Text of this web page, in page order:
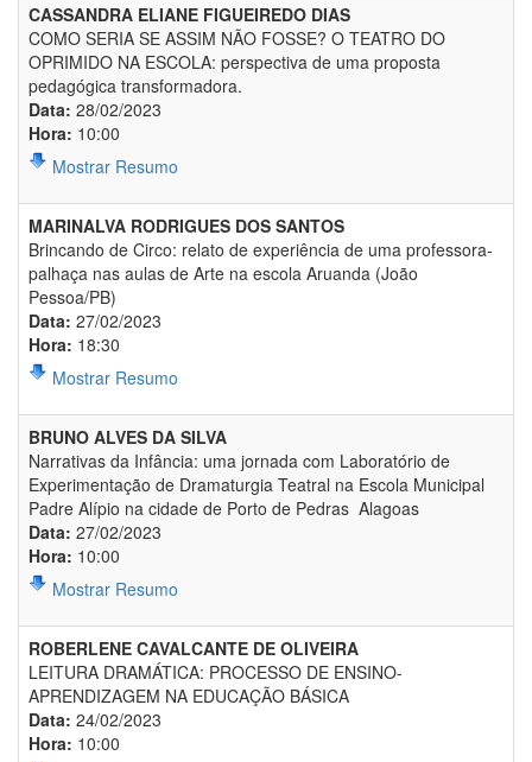
CASSANDRA ELIANE FIGUEIREDO DIAS
COMO SERIA SE ASSIM NÃO FOSSE? O TEATRO DO
OPRIMIDO NA ESCOLA: perspectiva de uma proposta
pedagógica transformadora.
Data: 28/02/2023
Hora: 10:00
Mostrar Resumo
MARINALVA RODRIGUES DOS SANTOS
Brincando de Circo: relato de experiência de uma professora-
palhaça nas aulas de Arte na escola Aruanda (João
Pessoa/PB)
Data: 27/02/2023
Hora: 18:30
Mostrar Resumo
BRUNO ALVES DA SILVA
Narrativas da Infância: uma jornada com Laboratório de
Experimentação de Dramaturgia Teatral na Escola Municipal
Padre Alípio na cidade de Porto de Pedras  Alagoas
Data: 27/02/2023
Hora: 10:00
Mostrar Resumo
ROBERLENE CAVALCANTE DE OLIVEIRA
LEITURA DRAMÁTICA: PROCESSO DE ENSINO-
APRENDIZAGEM NA EDUCAÇÃO BÁSICA
Data: 24/02/2023
Hora: 10:00